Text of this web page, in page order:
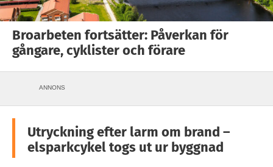
Broarbeten fortsätter: Påverkan för
gångare, cyklister och förare
ANNONS
Utryckning efter larm om brand –
elsparkcykel togs ut ur byggnad